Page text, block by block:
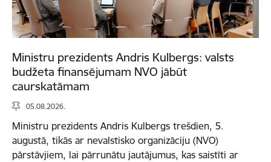
Ministru prezidents Andris Kulbergs: valsts
budžeta finansējumam NVO jābūt
caurskatāmam
05.08.2026.
Ministru prezidents Andris Kulbergs trešdien, 5.
augustā, tikās ar nevalstisko organizāciju (NVO)
pārstāvjiem, lai pārrunātu jautājumus, kas saistīti ar